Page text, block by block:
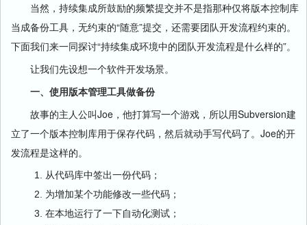
当然，持续集成所鼓励的频繁提交并不是指那种仅将版本控制库
当成备份工具，无约束的“随意”提交，还需要团队开发流程约束的。
下面我们来一同探讨“持续集成环境中的团队开发流程是什么样的”。
让我们先设想一个软件开发场景。
一、使用版本管理工具做备份
故事的主人公叫Joe，他打算写一个游戏，所以用Subversion建
立了一个版本控制库用于保存代码，然后就动手写代码了。Joe的开
发流程是这样的。
从代码库中签出一份代码；
为增加某个功能修改一些代码；
在本地运行了一下自动化测试；